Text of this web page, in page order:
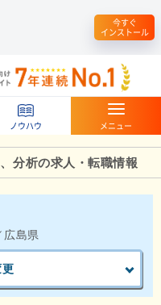
今すぐ
インストール
ノウハウ メニュー
分析の求人・転職情報
広島県